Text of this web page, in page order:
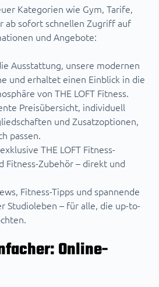
Kategorien wie Gym, Tarife,
ab sofort schnellen Zugriff auf
und Angebote:
Ausstattung, unsere modernen
und erhaltet einen Einblick in die
von THE LOFT Fitness.
Preisübersicht, individuell
und Zusatzoptionen,
passen.
THE LOFT Fitness-
Fitness-Zubehör – direkt und
Fitness-Tipps und spannende
Studioleben – für alle, die up-to-
Online-